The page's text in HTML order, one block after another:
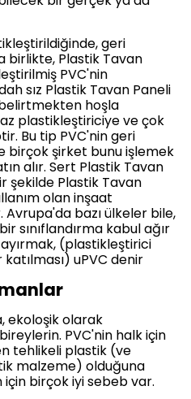
geri
birlikte, Plastik Tavan
PVC'nin
sız Plastik Tavan Paneli
belirtmekten hoşla
plastikleştiriciye ve çok
Bu tip PVC'nin geri
birçok şirket bunu işlemek
alır. Sert Plastik Tavan
şekilde Plastik Tavan
olan inşaat
Avrupa'da bazı ülkeler bile,
sınıflandırma kabul ağır
(plastikleştirici
uPVC denir
ekoloşik olarak
PVC'nin halk için
tehlikeli plastik (ve
malzeme) olduğuna
birçok iyi sebeb var.